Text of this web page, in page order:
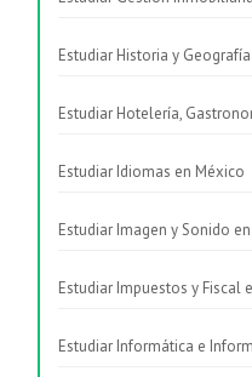
Estudiar Historia y
Estudiar Hotelería,
Estudiar Idiomas en México
Estudiar Imagen y Sonido
Estudiar Impuestos y Fiscal
Estudiar Informática e